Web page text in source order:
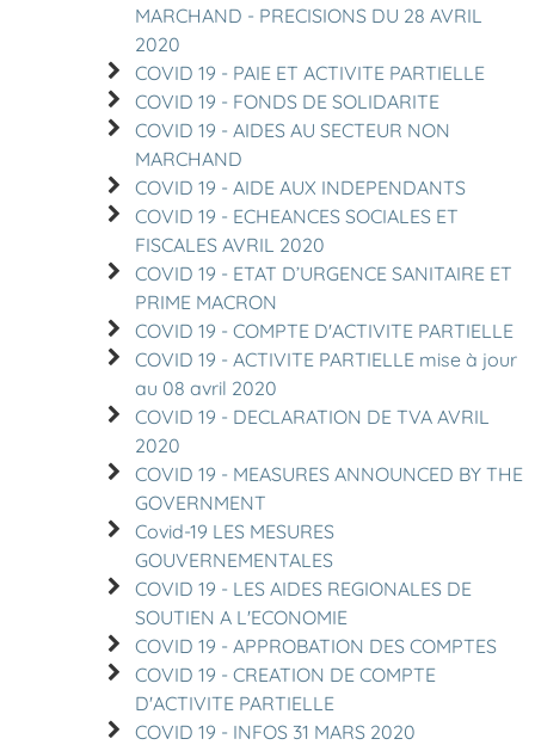
MARCHAND - PRECISIONS DU 28 AVRIL
2020
COVID 19 - PAIE ET ACTIVITE PARTIELLE
COVID 19 - FONDS DE SOLIDARITE
COVID 19 - AIDES AU SECTEUR NON
MARCHAND
COVID 19 - AIDE AUX INDEPENDANTS
COVID 19 - ECHEANCES SOCIALES ET
FISCALES AVRIL 2020
COVID 19 - ETAT D’URGENCE SANITAIRE ET
PRIME MACRON
COVID 19 - COMPTE D'ACTIVITE PARTIELLE
COVID 19 - ACTIVITE PARTIELLE mise à jour
au 08 avril 2020
COVID 19 - DECLARATION DE TVA AVRIL
2020
COVID 19 - MEASURES ANNOUNCED BY THE
GOVERNMENT
Covid-19 LES MESURES
GOUVERNEMENTALES
COVID 19 - LES AIDES REGIONALES DE
SOUTIEN A L'ECONOMIE
COVID 19 - APPROBATION DES COMPTES
COVID 19 - CREATION DE COMPTE
D'ACTIVITE PARTIELLE
COVID 19 - INFOS 31 MARS 2020